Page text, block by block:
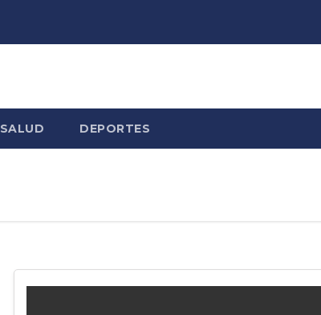
SALUD DEPORTES